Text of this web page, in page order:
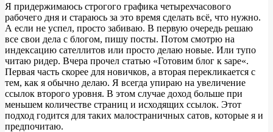
Я придержимаюсь строгого графика четырехчасового
рабочего дня и стараюсь за это время сделать всё, что нужно.
А если не успел, просто забиваю. В первую очередь решаю
все свои дела с блогом, пишу посты. Потом смотрю на
индексацию сателлитов или просто делаю новые. Или тупо
читаю ридер. Вчера прочел статью «Готовим блог к sape«.
Первая часть скорее для новичков, а вторая перекликается с
тем, как я обычно делаю. Я всегда упираю на увеличение
ссылок второго уровня. В этом случае доход больше при
меньшем количестве страниц и исходящих ссылок. Этот
подход годится для таких малостраничных сатов, которые я и
предпочитаю.